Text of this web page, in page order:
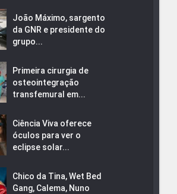
João Máximo, sargento
da GNR e presidente do
grupo...
Primeira cirurgia de
osteointegração
transfemural em...
Ciência Viva oferece
óculos para ver o
eclipse solar...
Chico da Tina, Wet Bed
Gang, Calema, Nuno